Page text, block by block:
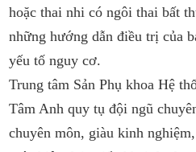
hoặc thai nhi có ngôi thai bất
những hướng dẫn điều trị của
yếu tố nguy cơ.
Trung tâm Sản Phụ khoa Hệ
Tâm Anh quy tụ đội ngũ
chuyên môn, giàu kinh